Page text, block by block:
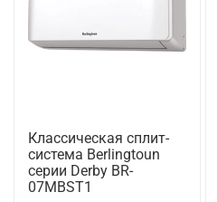
Классическая сплит-
система Berlingtoun
серии Derby BR-
07MBST1